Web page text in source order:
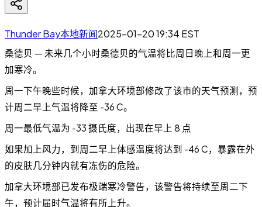
Thunder Bay本地新闻2025-01-20 19:34 EST
桑德贝 — 未来几个小时桑德贝的气温将比周日晚上和周一更
加寒冷。
周一下午晚些时候，加拿大环境部修改了该市的天气预测，预
计周二早上气温将降至 -36 C。
周一最低气温为 -33 摄氏度，出现在早上 8 点
如果加上风力，到周二早上体感温度将达到 -46 C，暴露在外
的皮肤几分钟内就有冻伤的危险。
加拿大环境部已发布极端寒冷警告，该警告将持续至周二下
午，预计届时气温将有所上升。